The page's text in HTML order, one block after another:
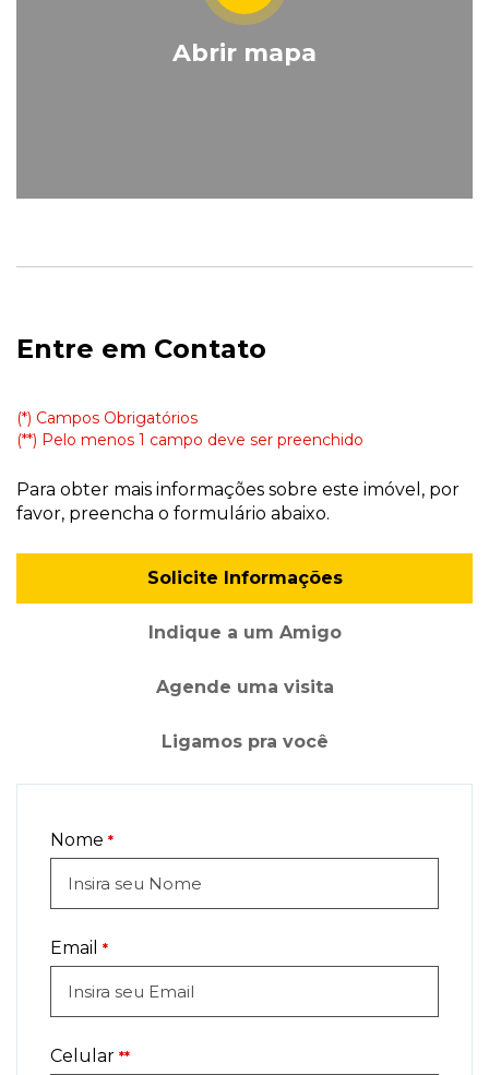
Abrir mapa
Entre em Contato
(*) Campos Obrigatórios
(**) Pelo menos 1 campo deve ser preenchido
Para obter mais informações sobre este imóvel, por
favor, preencha o formulário abaixo.
Solicite Informações
Indique a um Amigo
Agende uma visita
Ligamos pra você
Nome *
Email *
Celular **